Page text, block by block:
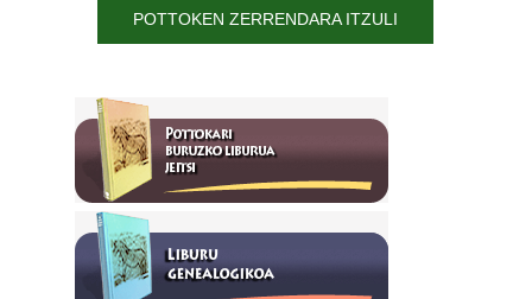
POTTOKEN ZERRENDARA ITZULI